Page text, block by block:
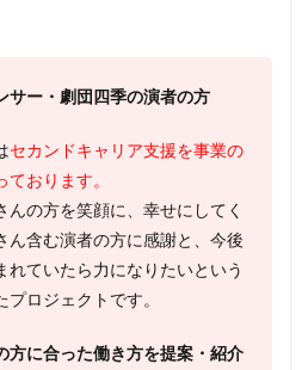
サー・劇団四季の演者の方
セカンドキャリア支援を事業の
ております。
んの方を笑顔に、幸せにしてく
ん含む演者の方に感謝と、今後
れていたら力になりたいという
プロジェクトです。
方に合った働き方を提案・紹介